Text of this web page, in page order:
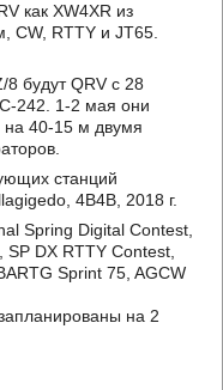
как XW4XR из
CW, RTTY и JT65.
будут QRV с 28
242. 1-2 мая они
на 40-15 м двумя
станций
4B4B, 2018 г.
Spring Digital Contest,
DX RTTY Contest,
Sprint 75, AGCW
на 2